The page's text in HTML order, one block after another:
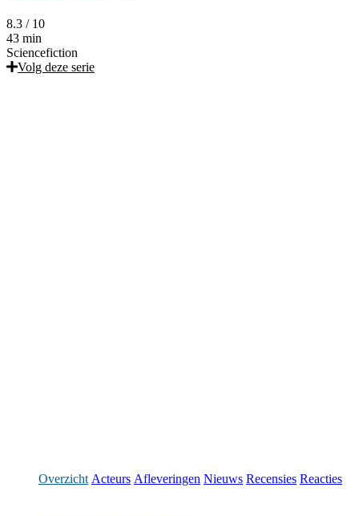
8.3 / 10
43 min
Sciencefiction
Volg deze serie
Overzicht Acteurs Afleveringen Nieuws Recensies Reacties